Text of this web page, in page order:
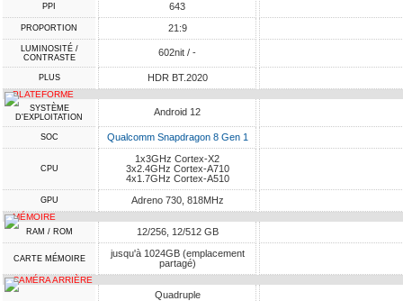
PPI 643
PROPORTION 21:9
LUMINOSITÉ /
CONTRASTE
602nit / -
PLUS HDR BT.2020
PLATEFORME
SYSTÈME
D'EXPLOITATION
Android 12
SOC Qualcomm Snapdragon 8 Gen 1
CPU
1x3GHz Cortex-X2
3x2.4GHz Cortex-A710
4x1.7GHz Cortex-A510
GPU Adreno 730, 818MHz
MÉMOIRE
RAM / ROM 12/256, 12/512 GB
CARTE MÉMOIRE
jusqu'à 1024GB (emplacement
partagé)
CAMÉRA ARRIÈRE
Quadruple